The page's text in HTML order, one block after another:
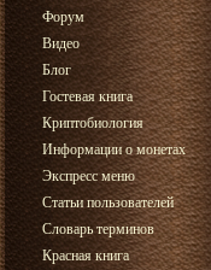
Форум
Видео
Блог
Гостевая книга
Криптобиология
Информации о монетах
Экспресс меню
Статьи пользователей
Словарь терминов
Красная книга